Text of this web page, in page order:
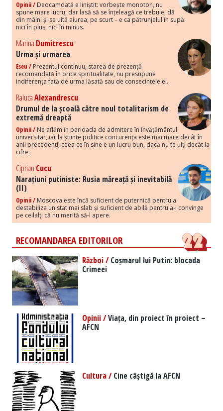
Opinii / Deocamdată e liniștit: vorbește monoton, nu
spune mare lucru, dar lasă să se înțeleagă ce trebuie, dă
din mâini și se uită aiurea; pe scurt – e ca pătrunjelul în supă:
nici în plus, nici în minus.
Marina Dumitrescu
Urma și urmarea
Eseu / Prezentul continuu, starea de prezență
recomandată în orice spiritualitate, nu presupune
indiferența față de urma lăsată sau de consecințele ei.
RalucaAlexandrescu
Drumul de la școală către noul totalitarism de
extremă dreaptă
Opinii / Ne aflăm în perioada de admitere în învățământul
universitar, iar la științe politice concurența este mai mare decât în
anii precedenți, ceea ce în sine e un lucru bun, dacă nu te uiți decât la
cifre.
Ciprian Cucu
Narațiuni putiniste: Rusia măreață și inevitabilă
(II)
Opinii / Moscova este încă suficient de puternică pentru a
destabiliza un stat mai slab și suficient de abilă pentru a-i convinge
pe ceilalți că nu merită să-l apere.
RECOMANDAREA EDITORILOR
Război /Coșmarul lui Putin: blocada
Crimeei
Opinii /Viața, din proiect în proiect –
AFCN
Cultura /Cine câștigă la AFCN